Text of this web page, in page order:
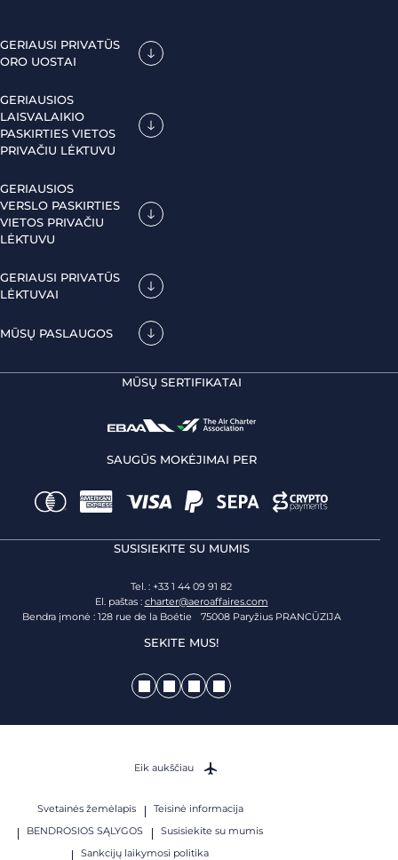
GERIAUSI PRIVATŪS
ORO UOSTAI
GERIAUSIOS
LAISVALAIKIO
PASKIRTIES VIETOS
PRIVAČIU LĖKTUVU
GERIAUSIOS
VERSLO PASKIRTIES
VIETOS PRIVAČIU
LĖKTUVU
GERIAUSI PRIVATŪS
LĖKTUVAI
MŪSŲ PASLAUGOS
MŪSŲ SERTIFIKATAI
SAUGŪS MOKĖJIMAI PER
SUSISIEKITE SU MUMIS
Tel. : +33 1 44 09 91 82
El. paštas : charter@aeroaffaires.com
Bendra įmonė : 128 rue de la Boétie 75008 Paryžius PRANCŪZIJA
SEKITE MUS!
Svetainės žemėlapis
Teisinė informacija
BENDROSIOS SĄLYGOS
Susisiekite su mumis
Sankcijų laikymosi politika
Eik aukščiau